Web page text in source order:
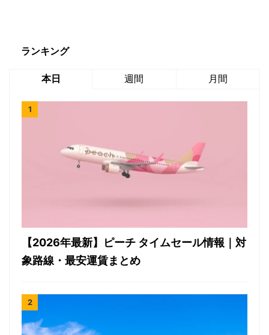
ランキング
本日 週間 月間
【2026年最新】ピーチ タイムセール情報｜対
象路線・最安運賃まとめ